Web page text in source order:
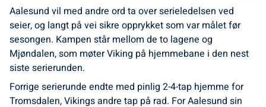
Aalesund vil med andre ord ta over serieledelsen ved
seier, og langt på vei sikre opprykket som var målet før
sesongen. Kampen står mellom de to lagene og
Mjøndalen, som møter Viking på hjemmebane i den nest
siste serierunden.
Forrige serierunde endte med pinlig 2-4-tap hjemme for
Tromsdalen, Vikings andre tap på rad. For Aalesund sin